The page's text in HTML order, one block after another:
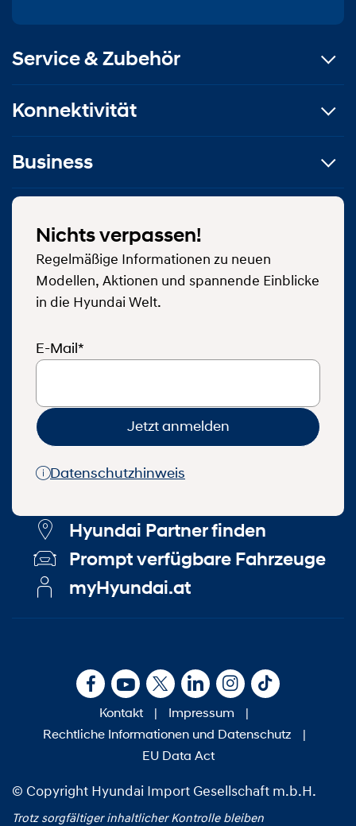
Service & Zubehör
Konnektivität
Business
Nichts verpassen!
Regelmäßige Informationen zu neuen
Modellen, Aktionen und spannende Einblicke
in die Hyundai Welt.
E-Mail*
Jetzt anmelden
Datenschutzhinweis
Hyundai Partner finden
Prompt verfügbare Fahrzeuge
myHyundai.at
Kontakt | Impressum
|
Rechtliche Informationen und Datenschutz
|
EU Data Act
© Copyright Hyundai Import Gesellschaft m.b.H.
Trotz sorgfältiger inhaltlicher Kontrolle bleiben